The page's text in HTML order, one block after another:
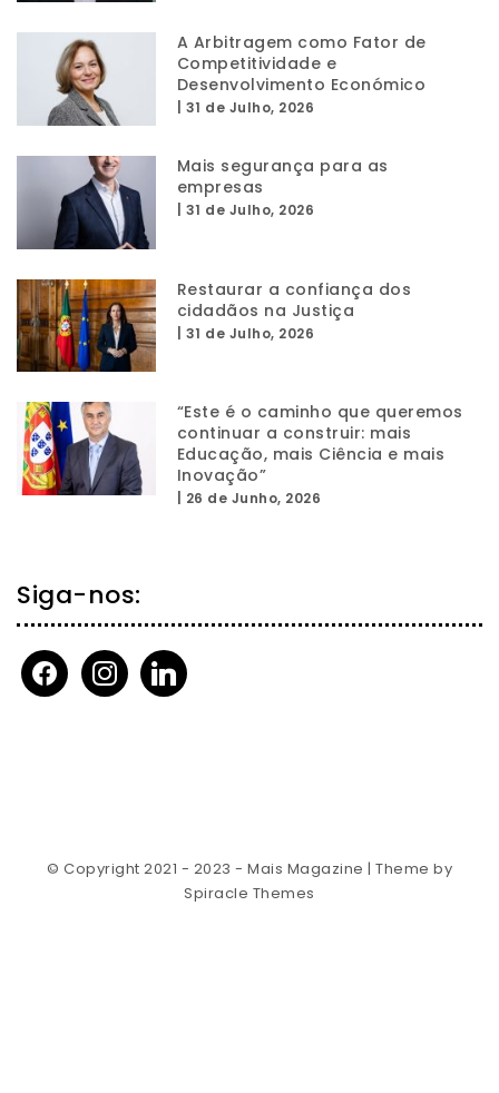
A Arbitragem como Fator de
Competitividade e
Desenvolvimento Económico
31 de Julho, 2026
Mais segurança para as
empresas
31 de Julho, 2026
Restaurar a confiança dos
cidadãos na Justiça
31 de Julho, 2026
“Este é o caminho que queremos
continuar a construir: mais
Educação, mais Ciência e mais
Inovação”
26 de Junho, 2026
Siga-nos:
facebookinstagramlinkedin
© Copyright 2021 - 2023 - Mais Magazine | Theme by
Spiracle Themes